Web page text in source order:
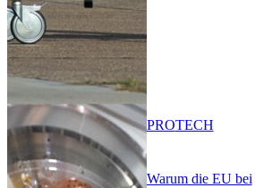
Warum die EU bei
PROTECH